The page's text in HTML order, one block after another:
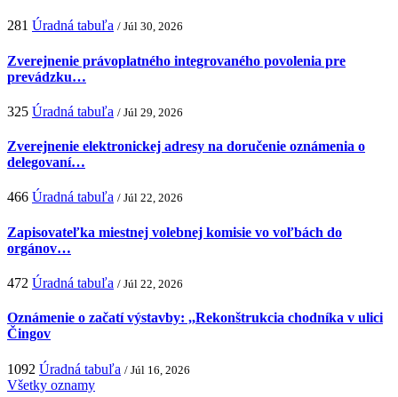
281 Úradná tabuľa / Júl 30, 2026
Zverejnenie právoplatného integrovaného povolenia pre
prevádzku…
325 Úradná tabuľa / Júl 29, 2026
Zverejnenie elektronickej adresy na doručenie oznámenia o
delegovaní…
466 Úradná tabuľa / Júl 22, 2026
Zapisovateľka miestnej volebnej komisie vo voľbách do
orgánov…
472 Úradná tabuľa / Júl 22, 2026
Oznámenie o začatí výstavby: ,,Rekonštrukcia chodníka v ulici
Čingov
1092 Úradná tabuľa / Júl 16, 2026
Všetky oznamy